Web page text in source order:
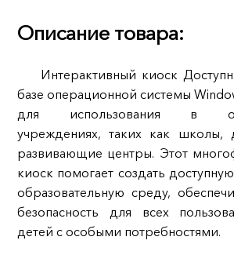
Описание товара:
Интерактивный киоск
базе операционной системы
для использования в
учреждениях, таких как школы,
развивающие центры. Этот
киоск помогает создать
образовательную среду,
безопасность для всех
детей с особыми потребностями.